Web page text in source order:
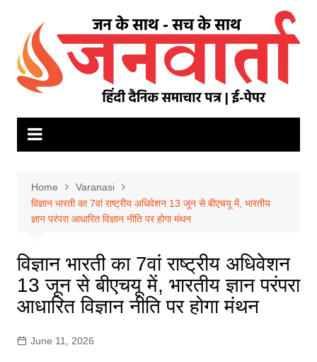
content
Home
Varanasi
विज्ञान भारती का 7वां राष्ट्रीय अधिवेशन 13 जून से बीएचयू में, भारतीय
ज्ञान परंपरा आधारित विज्ञान नीति पर होगा मंथन
विज्ञान भारती का 7वां राष्ट्रीय अधिवेशन
13 जून से बीएचयू में, भारतीय ज्ञान परंपरा
आधारित विज्ञान नीति पर होगा मंथन
June 11, 2026